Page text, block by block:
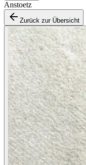
Anstoetz
Zurück zur Übersicht